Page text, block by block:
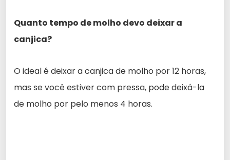
Quanto tempo de molho devo deixar a
canjica?
O ideal é deixar a canjica de molho por 12 horas,
mas se você estiver com pressa, pode deixá-la
de molho por pelo menos 4 horas.